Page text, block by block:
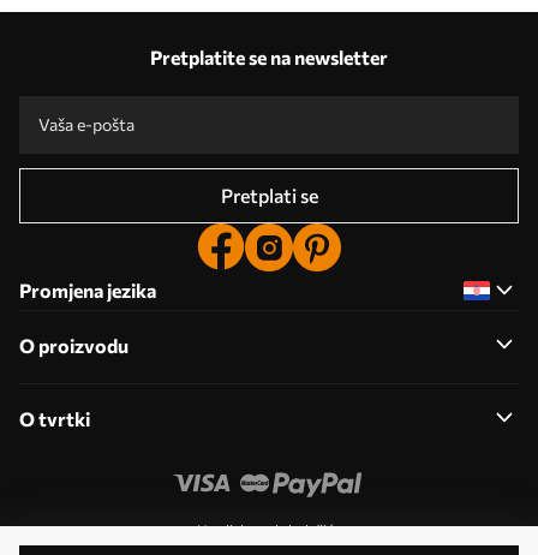
Pretplatite se na newsletter
Pretplati se
Promjena jezika
O proizvodu
O tvrtki
Uredi dozvole kolačića